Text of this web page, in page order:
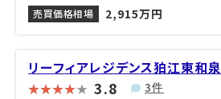
売買価格相場
2,915万円
リーフィアレジデンス狛江東和泉
3.8 3件